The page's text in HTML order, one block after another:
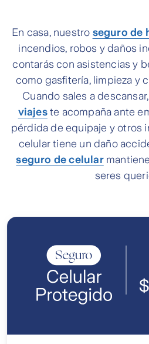
En casa, nuestro seguro de
incendios, robos y daños
contarás con asistencias y
como gasfitería, limpieza y
Cuando sales a
viajeste acompaña ante
pérdida de equipaje y otros
celular tiene un daño
seguro de celular
seres